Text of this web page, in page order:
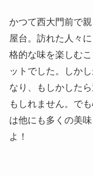
かつて西大門前で
屋台。訪れた人々
格的な味を楽しむ
ットでした。しか
なり、もしかした
もしれません。で
は他にも多くの美
よ！